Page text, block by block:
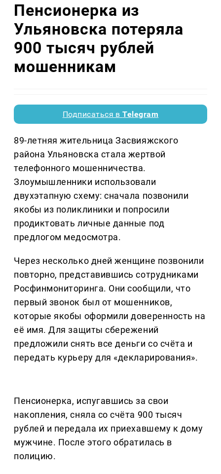
Пенсионерка из
Ульяновска потеряла
900 тысяч рублей
мошенникам
Подписаться вTelegram
89-летняя жительница Засвияжского
района Ульяновска стала жертвой
телефонного мошенничества.
Злоумышленники использовали
двухэтапную схему: сначала позвонили
якобы из поликлиники и попросили
продиктовать личные данные под
предлогом медосмотра.
Через несколько дней женщине позвонили
повторно, представившись сотрудниками
Росфинмониторинга. Они сообщили, что
первый звонок был от мошенников,
которые якобы оформили доверенность на
её имя. Для защиты сбережений
предложили снять все деньги со счёта и
передать курьеру для «декларирования».
Пенсионерка, испугавшись за свои
накопления, сняла со счёта 900 тысяч
рублей и передала их приехавшему к дому
мужчине. После этого обратилась в
полицию.